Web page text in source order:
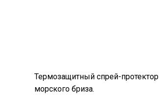
Термозащитный спрей-протектор
морского бриза.